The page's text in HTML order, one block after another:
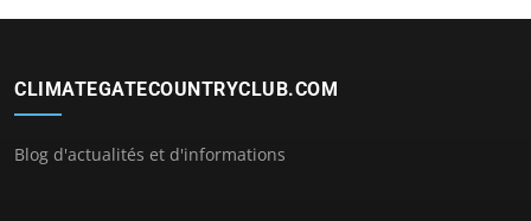
CLIMATEGATECOUNTRYCLUB.COM
Blog d'actualités et d'informations